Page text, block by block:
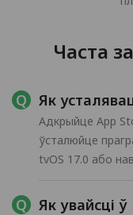
Часта
Як
Адкрыйце App
ўсталюйце
tvOS 17.0 або
Як увайсці